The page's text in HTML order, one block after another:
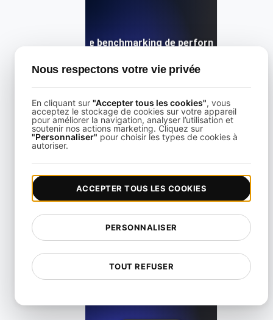
pratiques pour le benchmarking de performance
Nous respectons votre vie privée
En cliquant sur "Accepter tous les cookies", vous
acceptez le stockage de cookies sur votre appareil
pour améliorer la navigation, analyser l’utilisation et
soutenir nos actions marketing. Cliquez sur
"Personnaliser" pour choisir les types de cookies à
autoriser.
TOUT REFUSER
PERSONNALISER
ACCEPTER TOUS LES COOKIES